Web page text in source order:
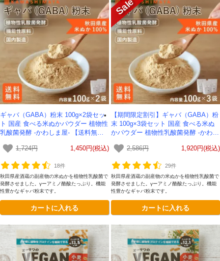
ギャバ（GABA）粉末 100g×2袋セッ
ト 国産 食べる米ぬかパウダー 植物性
乳酸菌発酵 -かわしま屋- 【送料無
1,724円
1,450円(税込)
18件
秋田県産酒蔵の副産物の米ぬかを植物性乳酸菌で
発酵させました。γーアミノ酪酸たっぷり。機能
性豊かなギャバ粉末です。
カートに入れる
【期間限定割引】ギャバ（GABA）粉
末 100g×3袋セット 国産 食べる米ぬ
かパウダー 植物性乳酸菌発酵 -かわし
*テレビで紹介
2,586円 1,920円(税込)
29件
秋田県産酒蔵の副産物の米ぬかを植物性乳酸菌で
発酵させました。γーアミノ酪酸たっぷり。機能
性豊かなギャバ粉末です。
カートに入れる